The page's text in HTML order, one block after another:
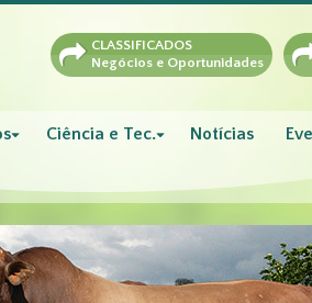
CLASSIFICADOS
Negócios e Oportunidades
Ciência e Tec. Notícias